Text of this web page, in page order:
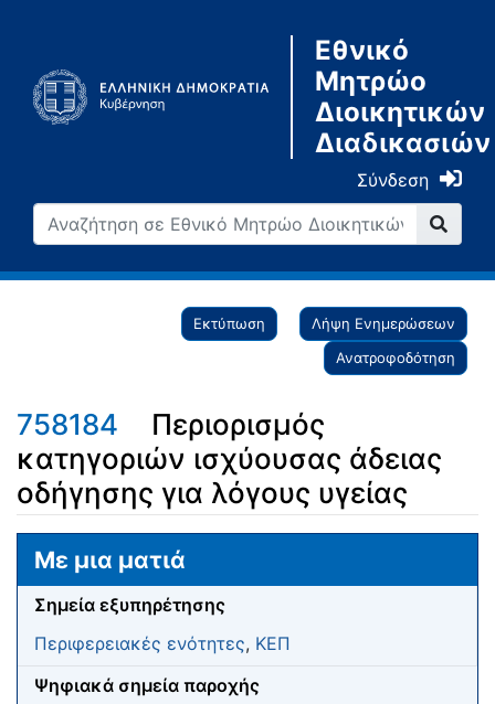
Εθνικό
Μητρώο
Διοικητικών
Διαδικασιών
Σύνδεση
Εκτύπωση
Λήψη Ενημερώσεων
Ανατροφοδότηση
758184
Περιορισμός
κατηγοριών ισχύουσας άδειας
οδήγησης για λόγους υγείας
Μετάβαση σε: πλοήγηση
Με μια ματιά
Σημεία εξυπηρέτησης
Περιφερειακές ενότητες, ΚΕΠ
Ψηφιακά σημεία παροχής